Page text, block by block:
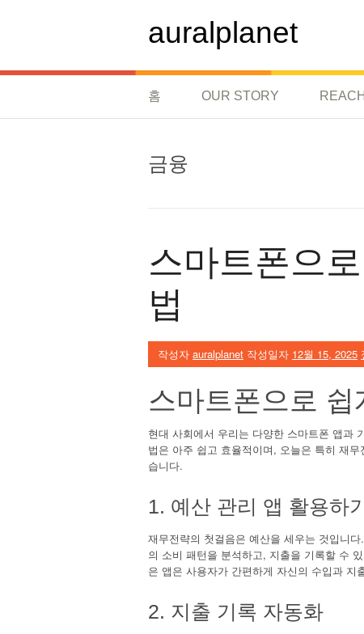
바
기
auralplanet
홈 OUR STORY
금융
스마트폰으
법
작성자 auralplanet 작성일자 12월 15, 2025
스마트폰으로
현대 사회에서 우리는 다양한 스마트폰 앱과
법은 아주 쉽고 효율적이며, 오늘은 특히 재
습니다.
1. 예산 관리 앱 활용하
재무전략의 첫걸음은 예산을 세우는 것입니
의 소비 패턴을 분석하고, 지출을 기록할 수
은 앱은 사용자가 간편하게 자신의 수입과
2. 지출 기록 자동화